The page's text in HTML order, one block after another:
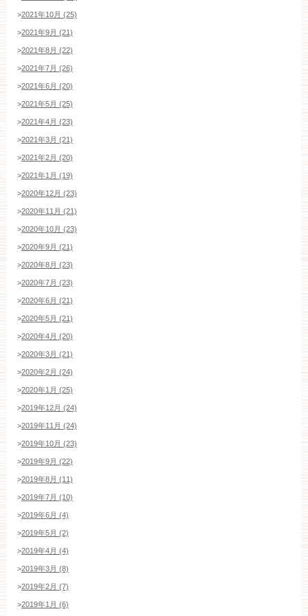
>2021年10月 (25)
>2021年9月 (21)
>2021年8月 (22)
>2021年7月 (26)
>2021年6月 (20)
>2021年5月 (25)
>2021年4月 (23)
>2021年3月 (21)
>2021年2月 (20)
>2021年1月 (19)
>2020年12月 (23)
>2020年11月 (21)
>2020年10月 (23)
>2020年9月 (21)
>2020年8月 (23)
>2020年7月 (23)
>2020年6月 (21)
>2020年5月 (21)
>2020年4月 (20)
>2020年3月 (21)
>2020年2月 (24)
>2020年1月 (25)
>2019年12月 (24)
>2019年11月 (24)
>2019年10月 (23)
>2019年9月 (22)
>2019年8月 (11)
>2019年7月 (10)
>2019年6月 (4)
>2019年5月 (2)
>2019年4月 (4)
>2019年3月 (8)
>2019年2月 (7)
>2019年1月 (6)